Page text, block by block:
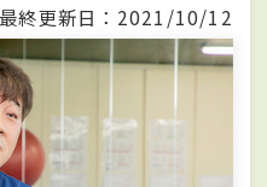
最終更新日：2021/10/12